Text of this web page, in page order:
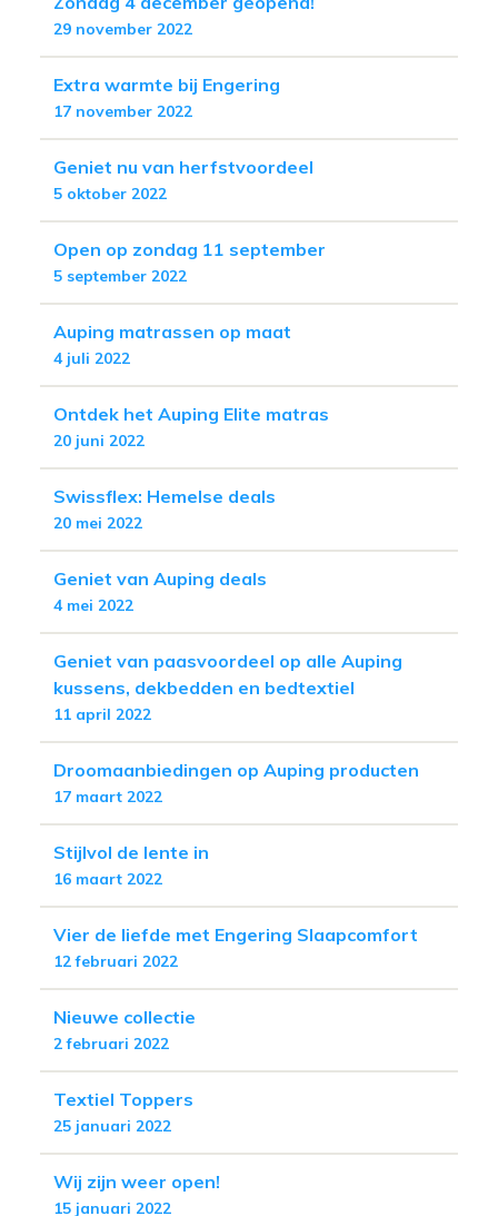
29 november 2022
Extra warmte bij Engering
17 november 2022
Geniet nu van herfstvoordeel
5 oktober 2022
Open op zondag 11 september
5 september 2022
Auping matrassen op maat
4 juli 2022
Ontdek het Auping Elite matras
20 juni 2022
Swissflex: Hemelse deals
20 mei 2022
Geniet van Auping deals
4 mei 2022
Geniet van paasvoordeel op alle Auping
kussens, dekbedden en bedtextiel
11 april 2022
Droomaanbiedingen op Auping producten
17 maart 2022
Stijlvol de lente in
16 maart 2022
Vier de liefde met Engering Slaapcomfort
12 februari 2022
Nieuwe collectie
2 februari 2022
Textiel Toppers
25 januari 2022
Wij zijn weer open!
15 januari 2022